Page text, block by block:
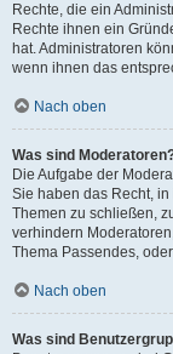
Rechte, die ein
Rechte ihnen ein
hat. Administratoren
wenn ihnen das
Nach oben
Was sind
Die Aufgabe der
Sie haben das Recht,
Themen zu schließen,
verhindern
Thema Passendes,
Nach oben
Was sind